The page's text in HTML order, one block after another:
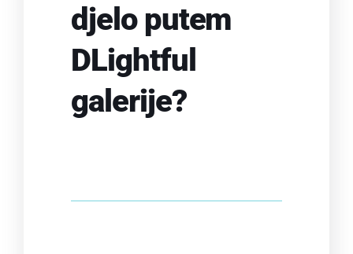
djelo putem
DLightful
galerije?